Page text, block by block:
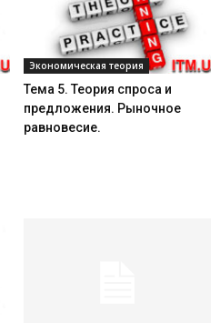
Экономическая теория
Тема 5. Теория спроса и
предложения. Рыночное
равновесие.